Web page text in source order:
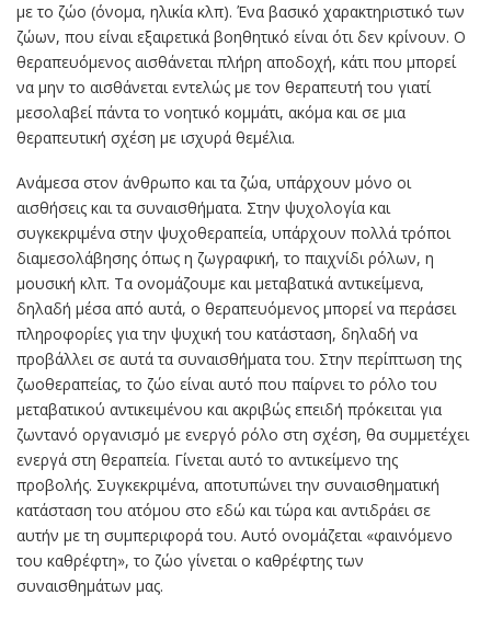
με το ζώο (όνομα, ηλικία κλπ). Ένα βασικό χαρακτηριστικό των
ζώων, που είναι εξαιρετικά βοηθητικό είναι ότι δεν κρίνουν. Ο
θεραπευόμενος αισθάνεται πλήρη αποδοχή, κάτι που μπορεί
να μην το αισθάνεται εντελώς με τον θεραπευτή του γιατί
μεσολαβεί πάντα το νοητικό κομμάτι, ακόμα και σε μια
θεραπευτική σχέση με ισχυρά θεμέλια.
Ανάμεσα στον άνθρωπο και τα ζώα, υπάρχουν μόνο οι
αισθήσεις και τα συναισθήματα. Στην ψυχολογία και
συγκεκριμένα στην ψυχοθεραπεία, υπάρχουν πολλά τρόποι
διαμεσολάβησης όπως η ζωγραφική, το παιχνίδι ρόλων, η
μουσική κλπ. Τα ονομάζουμε και μεταβατικά αντικείμενα,
δηλαδή μέσα από αυτά, ο θεραπευόμενος μπορεί να περάσει
πληροφορίες για την ψυχική του κατάσταση, δηλαδή να
προβάλλει σε αυτά τα συναισθήματα του. Στην περίπτωση της
ζωοθεραπείας, το ζώο είναι αυτό που παίρνει το ρόλο του
μεταβατικού αντικειμένου και ακριβώς επειδή πρόκειται για
ζωντανό οργανισμό με ενεργό ρόλο στη σχέση, θα συμμετέχει
ενεργά στη θεραπεία. Γίνεται αυτό το αντικείμενο της
προβολής. Συγκεκριμένα, αποτυπώνει την συναισθηματική
κατάσταση του ατόμου στο εδώ και τώρα και αντιδράει σε
αυτήν με τη συμπεριφορά του. Αυτό ονομάζεται «φαινόμενο
του καθρέφτη», το ζώο γίνεται ο καθρέφτης των
συναισθημάτων μας.